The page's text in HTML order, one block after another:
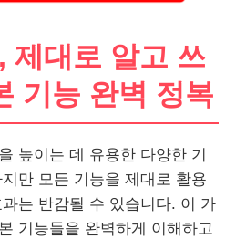
제대로 알고 쓰
기능 완벽 정복
높이는 데 유용한 다양한 기
만 모든 기능을 제대로 활용
는 반감될 수 있습니다. 이 가
기능들을 완벽하게 이해하고